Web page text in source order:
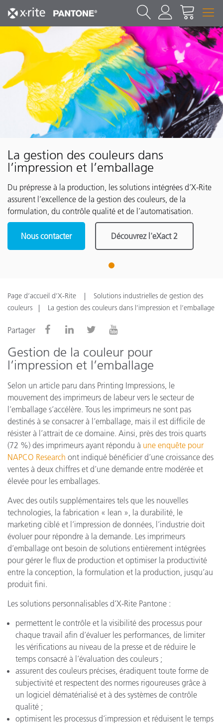
La gestion des couleurs dans
l’impression et l’emballage
Du prépresse à la production, les solutions intégrées d’X-Rite
assurent l’excellence de la gestion des couleurs, de la
formulation, du contrôle qualité et de l’automatisation.
Nous contacter Découvrez l'eXact 2
1
Page d’accueil d’X-Rite
Solutions industrielles de gestion des
couleurs
La gestion des couleurs dans l’impression et l’emballage
Partager
Gestion de la couleur pour
l’impression et l’emballage
Selon un article paru dans Printing Impressions, le
mouvement des imprimeurs de labeur vers le secteur de
l’emballage s’accélère. Tous les imprimeurs ne sont pas
destinés à se consacrer à l’emballage, mais il est difficile de
résister à l’attrait de ce domaine. Ainsi, près des trois quarts
(72 %) des imprimeurs ayant répondu à une enquête pour
NAPCO Research ont indiqué bénéficier d’une croissance des
ventes à deux chiffres et d’une demande entre modérée et
élevée pour les emballages.
Avec des outils supplémentaires tels que les nouvelles
technologies, la fabrication « lean », la durabilité, le
marketing ciblé et l’impression de données, l’industrie doit
évoluer pour répondre à la demande. Les imprimeurs
d’emballage ont besoin de solutions entièrement intégrées
pour gérer le flux de production et optimiser la productivité
entre la conception, la formulation et la production, jusqu’au
produit fini.
Les solutions personnalisables d’X-Rite Pantone :
permettent le contrôle et la visibilité des processus pour
chaque travail afin d’évaluer les performances, de limiter
les vérifications au niveau de la presse et de réduire le
temps consacré à l’évaluation des couleurs ;
assurent des couleurs précises, éradiquent toute forme de
subjectivité et respectent des normes rigoureuses grâce à
un logiciel dématérialisé et à des systèmes de contrôle
qualité ;
optimisent les processus d’impression et réduisent le temps